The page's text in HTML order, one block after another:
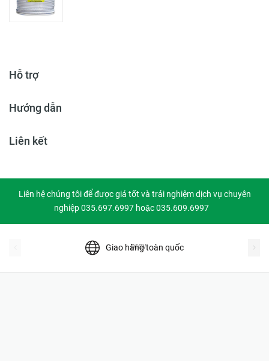
Hỗ trợ
Hướng dẫn
Liên kết
Liên hệ chúng tôi để được giá tốt và trải nghiệm dịch vụ chuyên
nghiệp 035.697.6997 hoặc 035.609.6997
Giao hàng toàn quốc
prev